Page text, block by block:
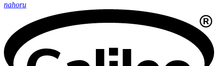
nahoru